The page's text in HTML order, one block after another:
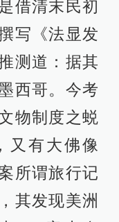
借清末民初
写《法显发
测道：据其
西哥。今考
物制度之蜕
又有大佛像
所谓旅行记
其发现美洲